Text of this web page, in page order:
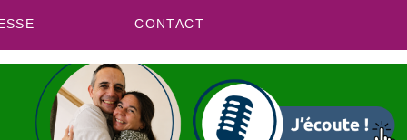
CONTACT